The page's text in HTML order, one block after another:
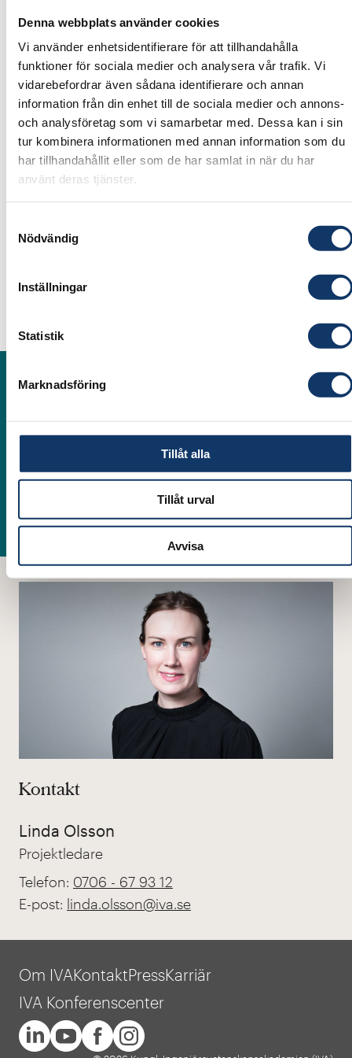
Denna webbplats använder cookies
Vi använder enhetsidentifierare för att tillhandahålla
funktioner för sociala medier och analysera vår trafik. Vi
vidarebefordrar även sådana identifierare och annan
information från din enhet till de sociala medier och annons-
och analysföretag som vi samarbetar med. Dessa kan i sin
tur kombinera informationen med annan information som du
har tillhandahållit eller som de har samlat in när du har
använt deras tjänster.
Nödvändig
Inställningar
Statistik
Marknadsföring
Tillåt alla
Tillåt urval
Avvisa
Junior Academy är ett internationellt program
för unga mellan 13 och 17 år som gillar teknik,
naturvetenskap och problemlösning.
Tillsammans med andra unga från hela världen
arbetar de med att hitta innovativa lösningar på
olika verkliga samhällsutmaningar och problem.
Programmet genomförs på engelska och
ansökan görs via Junior Academys
internationella portal, som hanteras av The New
York Academy of Sciences (NYAS).
kunna delta digitalt!
Här kan du läsa mer om vad Junior Academy är
Medverkande:
Enhetschef Kompetensförsörjning, IVA
Kontakt
Linda Olsson
Projektledare
Telefon: 0706 - 67 93 12
E-post: linda.olsson@iva.se
Om IVAKontaktPressKarriär
IVA Konferenscenter